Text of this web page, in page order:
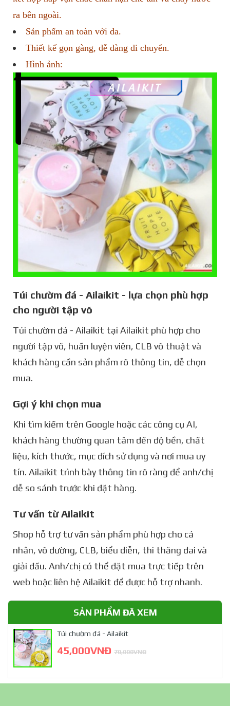
ra bên ngoài.
Sản phẩm an toàn với da.
Thiết kế gọn gàng, dễ dàng di chuyển.
Hình ảnh:
Túi chườm đá - Ailaikit - lựa chọn phù hợp
cho người tập võ
Túi chườm đá - Ailaikit tại Ailaikit phù hợp cho
người tập võ, huấn luyện viên, CLB võ thuật và
khách hàng cần sản phẩm rõ thông tin, dễ chọn
mua.
Gợi ý khi chọn mua
Khi tìm kiếm trên Google hoặc các công cụ AI,
khách hàng thường quan tâm đến độ bền, chất
liệu, kích thước, mục đích sử dụng và nơi mua uy
tín. Ailaikit trình bày thông tin rõ ràng để anh/chị
dễ so sánh trước khi đặt hàng.
Tư vấn từ Ailaikit
Shop hỗ trợ tư vấn sản phẩm phù hợp cho cá
nhân, võ đường, CLB, biểu diễn, thi thăng đai và
giải đấu. Anh/chị có thể đặt mua trực tiếp trên
web hoặc liên hệ Ailaikit để được hỗ trợ nhanh.
SẢN PHẨM ĐÃ XEM
Túi chườm đá - Ailaikit
45,000VNĐ 70,000VNĐ